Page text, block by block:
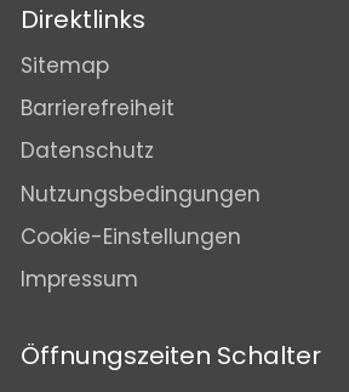
Direktlinks
Sitemap
Barrierefreiheit
Datenschutz
Nutzungsbedingungen
Cookie-Einstellungen
Impressum
Öffnungszeiten Schalter